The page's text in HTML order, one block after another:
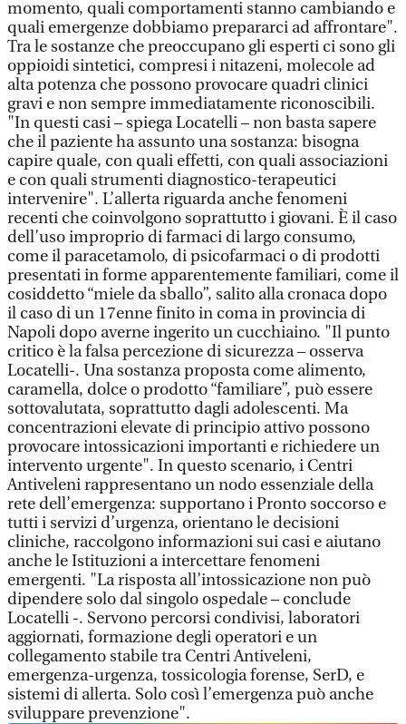
momento, quali comportamenti stanno cambiando e
quali emergenze dobbiamo prepararci ad affrontare".
Tra le sostanze che preoccupano gli esperti ci sono gli
oppioidi sintetici, compresi i nitazeni, molecole ad
alta potenza che possono provocare quadri clinici
gravi e non sempre immediatamente riconoscibili.
"In questi casi – spiega Locatelli – non basta sapere
che il paziente ha assunto una sostanza: bisogna
capire quale, con quali effetti, con quali associazioni
e con quali strumenti diagnostico-terapeutici
intervenire". L’allerta riguarda anche fenomeni
recenti che coinvolgono soprattutto i giovani. È il caso
dell’uso improprio di farmaci di largo consumo,
come il paracetamolo, di psicofarmaci o di prodotti
presentati in forme apparentemente familiari, come il
cosiddetto “miele da sballo”, salito alla cronaca dopo
il caso di un 17enne finito in coma in provincia di
Napoli dopo averne ingerito un cucchiaino. "Il punto
critico è la falsa percezione di sicurezza – osserva
Locatelli-. Una sostanza proposta come alimento,
caramella, dolce o prodotto “familiare”, può essere
sottovalutata, soprattutto dagli adolescenti. Ma
concentrazioni elevate di principio attivo possono
provocare intossicazioni importanti e richiedere un
intervento urgente". In questo scenario, i Centri
Antiveleni rappresentano un nodo essenziale della
rete dell’emergenza: supportano i Pronto soccorso e
tutti i servizi d’urgenza, orientano le decisioni
cliniche, raccolgono informazioni sui casi e aiutano
anche le Istituzioni a intercettare fenomeni
emergenti. "La risposta all’intossicazione non può
dipendere solo dal singolo ospedale – conclude
Locatelli -. Servono percorsi condivisi, laboratori
aggiornati, formazione degli operatori e un
collegamento stabile tra Centri Antiveleni,
emergenza-urgenza, tossicologia forense, SerD, e
sistemi di allerta. Solo così l’emergenza può anche
sviluppare prevenzione".